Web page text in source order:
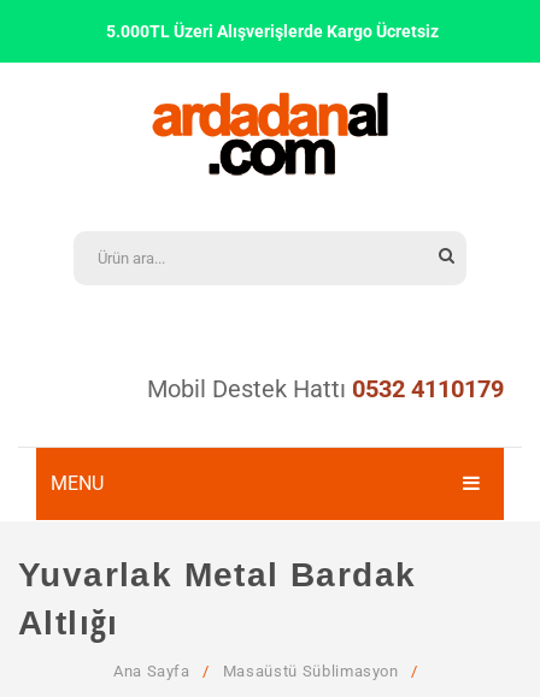
5.000TL Üzeri Alışverişlerde Kargo Ücretsiz
Mobil Destek Hattı 0532 4110179
MENU
Hakkımızda
Yuvarlak Metal Bardak
Altlığı
Ana Sayfa / Masaüstü Süblimasyon /